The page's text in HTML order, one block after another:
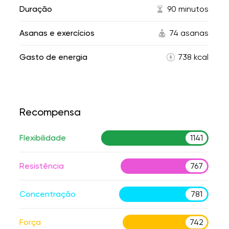
Duração 90 minutos
Asanas e exercícios 74 asanas
Gasto de energia 738 kcal
Recompensa
Flexibilidade 1141
Resistência 767
Concentração 781
Força 742